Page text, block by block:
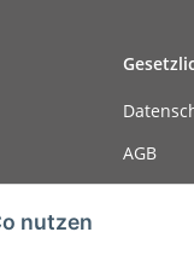
AGB
nutzen